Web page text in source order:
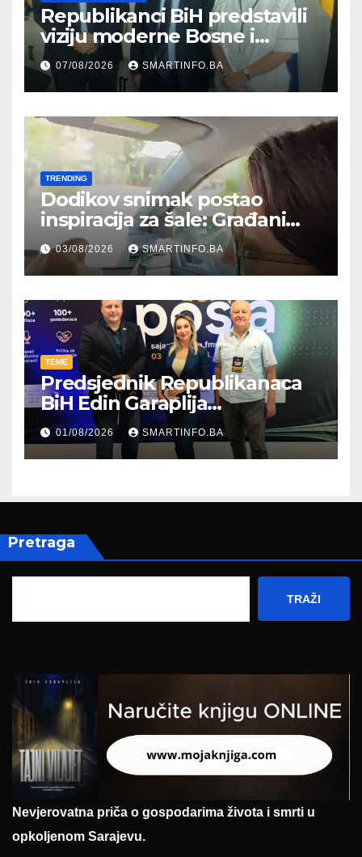
Republikanci BiH predstavili
viziju moderne Bosne i
Hercegovine ambasadoru
Njemačke
07/08/2026 SMARTINFO.BA
TRENDING
Dodikov snimak postao
inspiracija za šale: Građani
kroz parodiju poslali poruku
03/08/2026 SMARTINFO.BA
TEME
Predsjednik Republikanaca
BiH Edin Garaplija
prisustvovao prezentaciji
Federalnog sajma
zapošljavanja
01/08/2026 SMARTINFO.BA
Pretraga
TRAŽI
Nevjerovatna priča o gospodarima života i smrti u
opkoljenom Sarajevu.